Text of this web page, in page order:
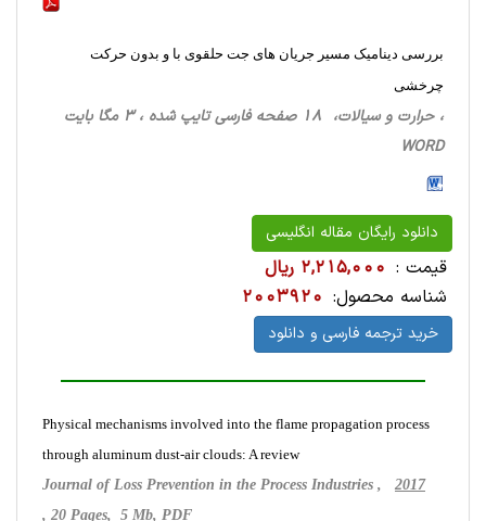
بررسی دینامیک مسیر جریان های جت حلقوی با و بدون حرکت
چرخشی
، حرارت‌ و سیالات، 18 صفحه فارسی تایپ شده ، 3 مگا بایت
WORD
دانلود رایگان مقاله انگلیسی
قیمت : 2,215,000 ریال
شناسه محصول: 2003920
خرید ترجمه فارسی و دانلود
Physical mechanisms involved into the flame propagation process
through aluminum dust-air clouds: A review
Journal of Loss Prevention in the Process Industries , 2017
, 20 Pages, 5 Mb, PDF